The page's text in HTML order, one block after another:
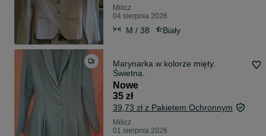
Milicz
04 sierpnia 2026
M / 38 Biały
Marynarka w kolorze mięty.
Świetna.
Nowe
35 zł
39,73 zł z Pakietem Ochronnym
Milicz
01 sierpnia 2026